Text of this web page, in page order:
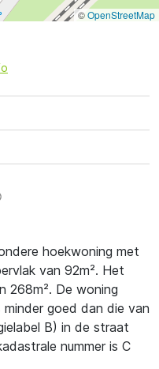
hoekwoning met
van 92m². Het
268m². De woning
goed dan die van
B) in de straat
nummer is C
©OpenStreetMap